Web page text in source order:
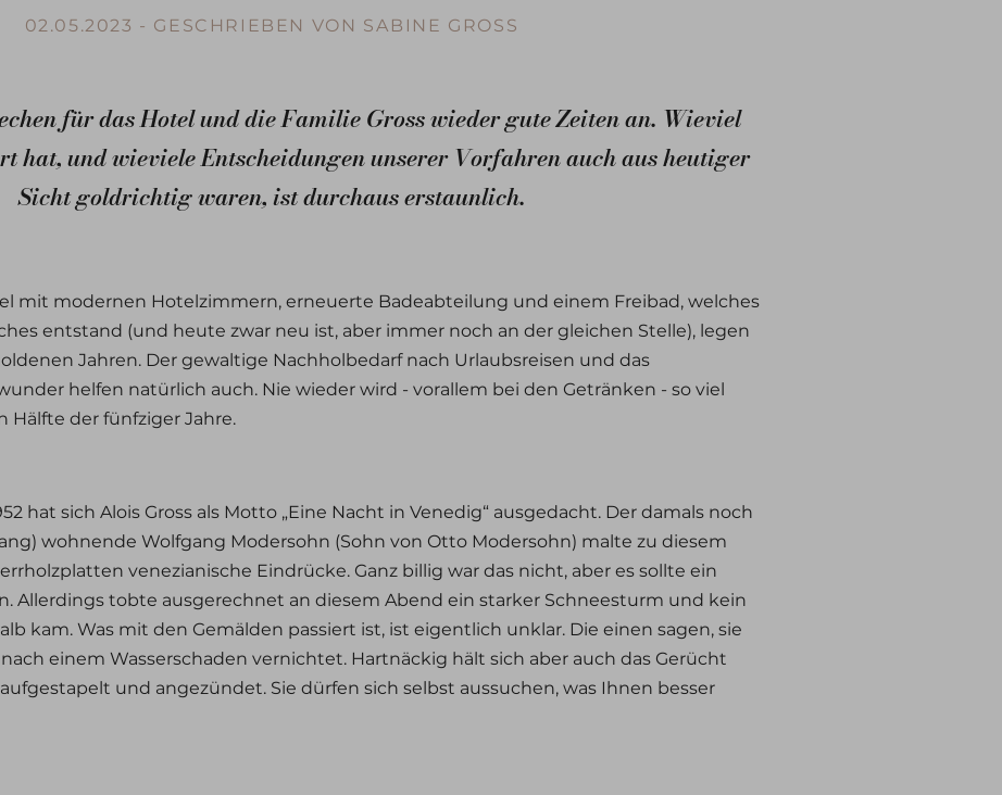
02.05.2023 - GESCHRIEBEN VON SABINE GROSS
für das Hotel und die Familie Gross wieder gute Zeiten an. Wieviel
hat, und wieviele Entscheidungen unserer Vorfahren auch aus heutiger
Sicht goldrichtig waren, ist durchaus erstaunlich.
mit modernen Hotelzimmern, erneuerte Badeabteilung und einem Freibad, welches
entstand (und heute zwar neu ist, aber immer noch an der gleichen Stelle), legen
Jahren. Der gewaltige Nachholbedarf nach Urlaubsreisen und das
helfen natürlich auch. Nie wieder wird - vorallem bei den Getränken - so viel
Hälfte der fünfziger Jahre.
hat sich Alois Gross als Motto „Eine Nacht in Venedig“ ausgedacht. Der damals noch
wohnende Wolfgang Modersohn (Sohn von Otto Modersohn) malte zu diesem
venezianische Eindrücke. Ganz billig war das nicht, aber es sollte ein
Allerdings tobte ausgerechnet an diesem Abend ein starker Schneesturm und kein
kam. Was mit den Gemälden passiert ist, ist eigentlich unklar. Die einen sagen, sie
einem Wasserschaden vernichtet. Hartnäckig hält sich aber auch das Gerücht
und angezündet. Sie dürfen sich selbst aussuchen, was Ihnen besser